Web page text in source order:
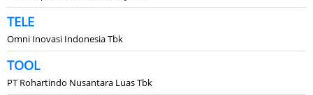
TELE
Omni Inovasi Indonesia Tbk
TOOL
PT Rohartindo Nusantara Luas Tbk